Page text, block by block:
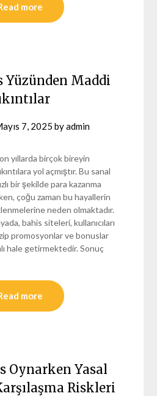
more
Yüzünden Maddi
7, 2025 byadmin
yıllarda birçok bireyin
yol açmıştır. Bu sanal
bir şekilde para kazanma
çoğu zaman bu hayallerin
neden olmaktadır.
bahis siteleri, kullanıcıları
promosyonlar ve bonuslar
hale getirmektedir. Sonuç
more
Oynarken Yasal
Riskleri